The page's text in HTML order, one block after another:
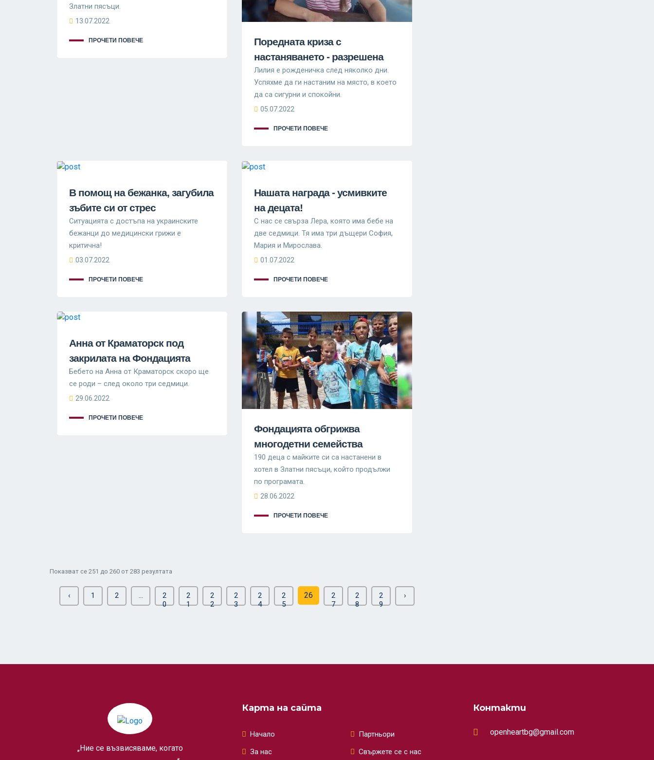
Златни пясъци.
13.07.2022
ПРОЧЕТИ ПОВЕЧЕ
Поредната криза с
настаняването - разрешена
Лилия е рожденичка след няколко дни.
Успяхме да ги настаним на място, в което
да са сигурни и спокойни.
05.07.2022
ПРОЧЕТИ ПОВЕЧЕ
В помощ на бежанка, загубила
зъбите си от стрес
Ситуацията с достъпа на украинските
бежанци до медицински грижи е
критична!
03.07.2022
ПРОЧЕТИ ПОВЕЧЕ
Нашата награда - усмивките
на децата!
С нас се свърза Лера, която има бебе на
две седмици. Тя има три дъщери София,
Мария и Мирослава.
01.07.2022
ПРОЧЕТИ ПОВЕЧЕ
Анна от Краматорск под
закрилата на Фондацията
Бебето на Анна от Краматорск скоро ще
се роди – след около три седмици.
29.06.2022
ПРОЧЕТИ ПОВЕЧЕ
Фондацията обгрижва
многодетни семейства
190 деца с майките си са настанени в
хотел в Златни пясъци, който продължи
по програмата.
28.06.2022
ПРОЧЕТИ ПОВЕЧЕ
Показват се 251 до 260 от 283 резултата
‹ 1 2
2
0
2
1
2
2
2
3
2
4
2
5
26
2
7
2
8
2
9
›
„Ние се възвисяваме, когато
Карта на сайта
Начало
За нас
Партньори
Свържете се с нас
Контакти
openheartbg@gmail.com